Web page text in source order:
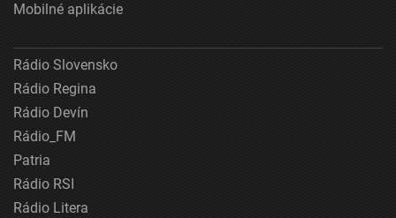
Mobilné aplikácie
Rádio Slovensko
Rádio Regina
Rádio Devín
Rádio_FM
Patria
Rádio RSI
Rádio Litera